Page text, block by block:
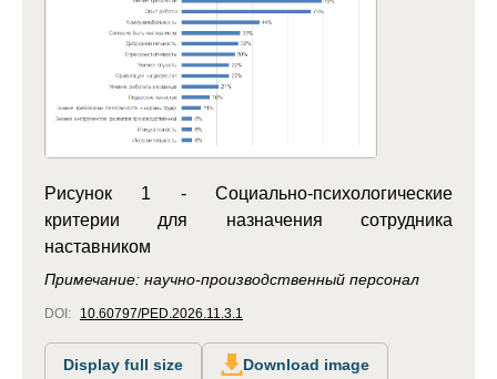
Рисунок 1 - Социально-психологические
критерии для назначения сотрудника
наставником
Примечание: научно-производственный персонал
DOI: 10.60797/PED.2026.11.3.1
Display full size Download image